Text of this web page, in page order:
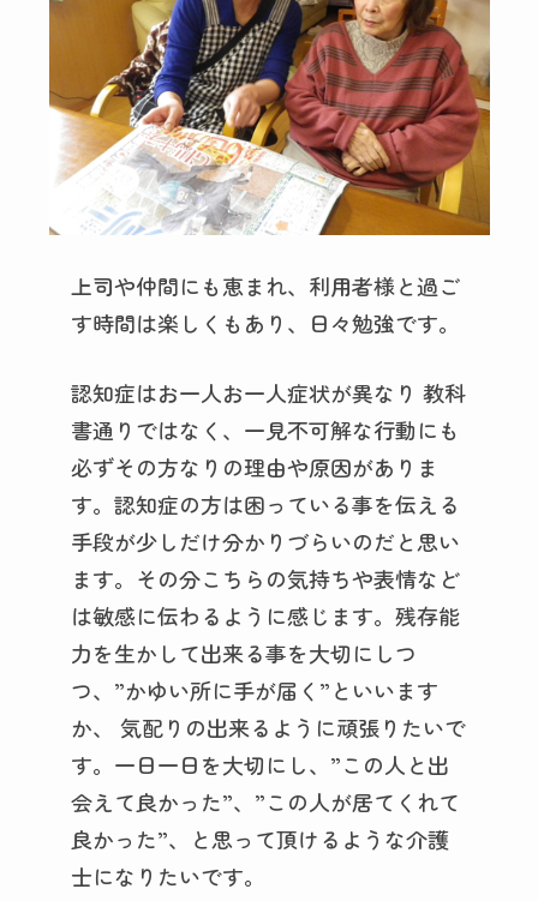
上司や仲間にも恵まれ、利用者様と過ご
す時間は楽しくもあり、日々勉強です。
認知症はお一人お一人症状が異なり 教科
書通りではなく、一見不可解な行動にも
必ずその方なりの理由や原因がありま
す。認知症の方は困っている事を伝える
手段が少しだけ分かりづらいのだと思い
ます。その分こちらの気持ちや表情など
は敏感に伝わるように感じます。残存能
力を生かして出来る事を大切にしつ
つ、”かゆい所に手が届く”といいます
か、 気配りの出来るように頑張りたいで
す。一日一日を大切にし、”この人と出
会えて良かった”、”この人が居てくれて
良かった”、と思って頂けるような介護
士になりたいです。